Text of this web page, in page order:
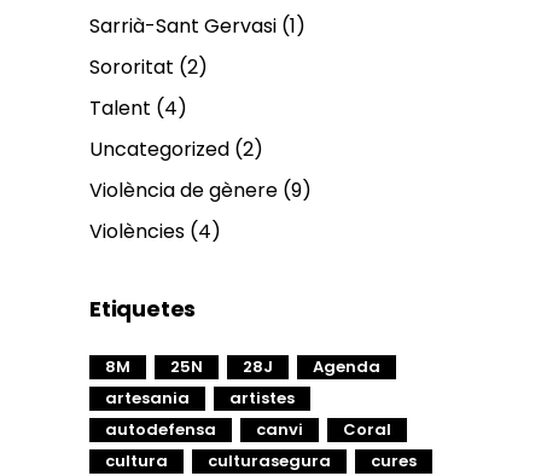
Sarrià-Sant Gervasi (1)
Sororitat (2)
Talent (4)
Uncategorized (2)
Violència de gènere (9)
Violències (4)
Etiquetes
8M 25N 28J
Agenda
artesania
artistes
autodefensa
canvi
Coral
cultura
culturasegura
cures